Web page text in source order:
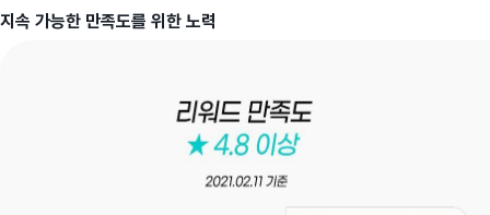
지속 가능한 만족도를 위한 노력